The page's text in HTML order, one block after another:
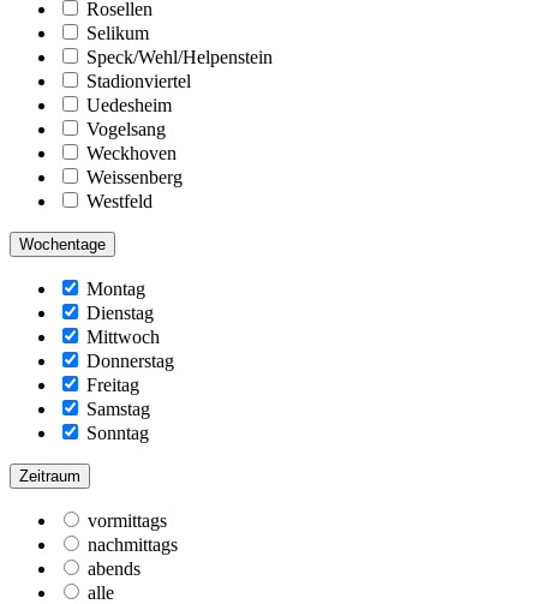
Rosellen
Selikum
Speck/Wehl/Helpenstein
Stadionviertel
Uedesheim
Vogelsang
Weckhoven
Weissenberg
Westfeld
Wochentage
Montag
Dienstag
Mittwoch
Donnerstag
Freitag
Samstag
Sonntag
Zeitraum
vormittags
nachmittags
abends
alle